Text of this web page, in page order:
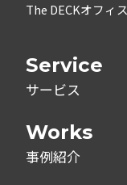
The DECKオフィ
Service
サービス
Works
事例紹介